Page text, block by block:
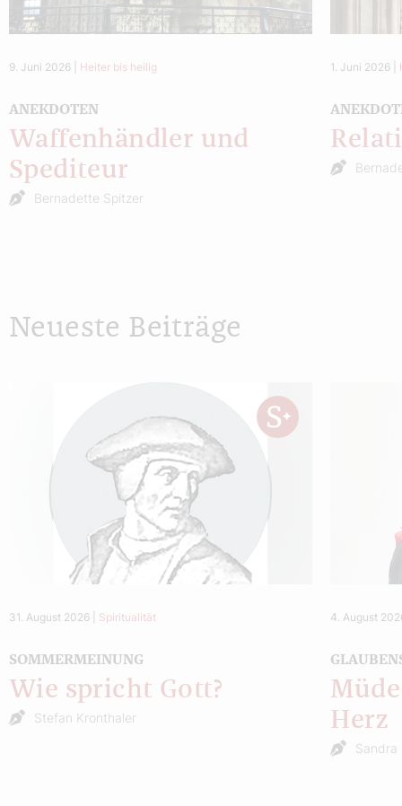
9. Juni 2026 Heiter bis heilig
ANEKDOTEN
Waffenhändler und
Spediteur
Bernadette Spitzer
1. Juni 2026
Neueste Beiträge
31. August 2026 Spiritualität
SOMMERMEINUNG
Wie spricht Gott?
Stefan Kronthaler
4. August
Herz
Sandra